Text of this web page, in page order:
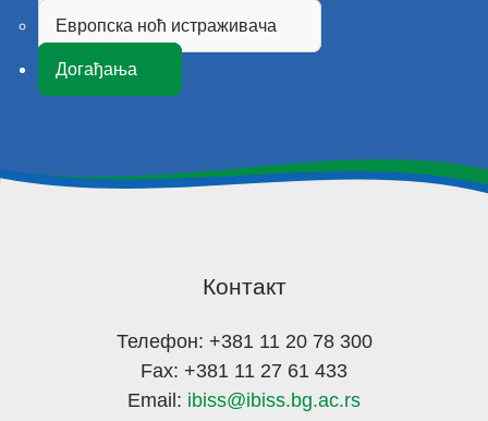
Европска ноћ истраживача
Догађања
Контакт
Телефон: +381 11 20 78 300
Fax: +381 11 27 61 433
Email: ibiss@ibiss.bg.ac.rs